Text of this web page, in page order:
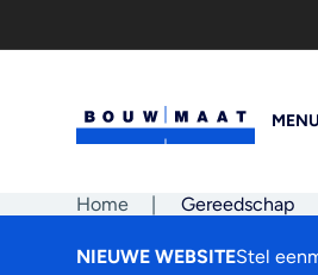
MENU
MENU
Home | Gereedschap
NIEUWE WEBSITEStel